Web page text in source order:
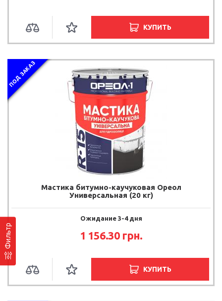
Фильтр
КУПИТЬ
ПОД ЗАКАЗ
Мастика битумно-каучуковая Ореол
Универсальная (20 кг)
Ожидание 3-4 дня
1 156.30 грн.
КУПИТЬ